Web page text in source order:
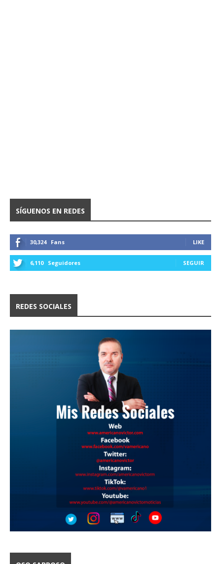
SÍGUENOS EN REDES
30,324 Fans LIKE
6,110 Seguidores SEGUIR
REDES SOCIALES